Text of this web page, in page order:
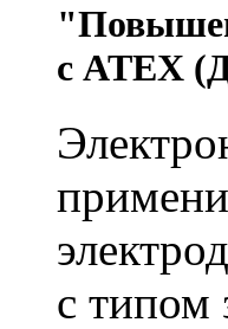
с ATEX
с типом